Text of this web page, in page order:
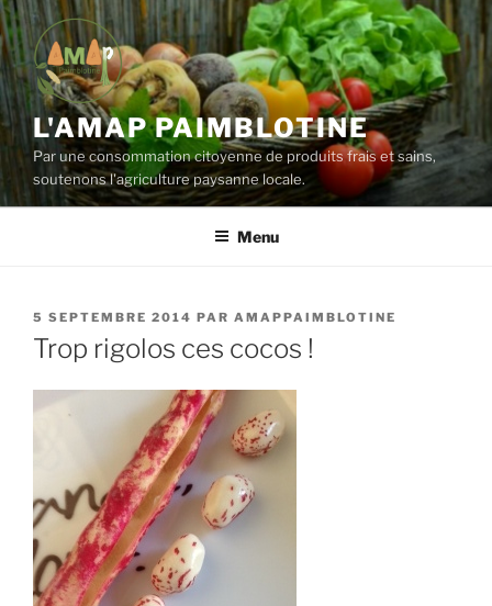
Aller
au
contenu
principal
L'AMAP PAIMBLOTINE
Par une consommation citoyenne de produits frais et sains,
soutenons l'agriculture paysanne locale.
Menu
PUBLIÉ
LE
5 SEPTEMBRE 2014 PAR AMAPPAIMBLOTINE
Trop rigolos ces cocos !